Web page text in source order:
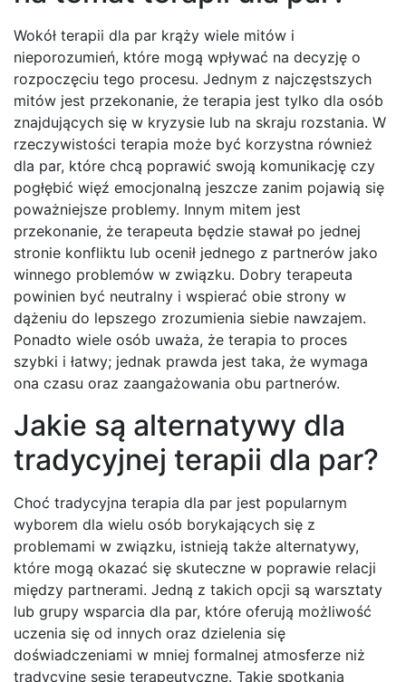
Wokół terapii dla par krąży wiele mitów i
nieporozumień, które mogą wpływać na decyzję o
rozpoczęciu tego procesu. Jednym z najczęstszych
mitów jest przekonanie, że terapia jest tylko dla osób
znajdujących się w kryzysie lub na skraju rozstania. W
rzeczywistości terapia może być korzystna również
dla par, które chcą poprawić swoją komunikację czy
pogłębić więź emocjonalną jeszcze zanim pojawią się
poważniejsze problemy. Innym mitem jest
przekonanie, że terapeuta będzie stawał po jednej
stronie konfliktu lub ocenił jednego z partnerów jako
winnego problemów w związku. Dobry terapeuta
powinien być neutralny i wspierać obie strony w
dążeniu do lepszego zrozumienia siebie nawzajem.
Ponadto wiele osób uważa, że terapia to proces
szybki i łatwy; jednak prawda jest taka, że wymaga
ona czasu oraz zaangażowania obu partnerów.
Jakie są alternatywy dla
tradycyjnej terapii dla par?
Choć tradycyjna terapia dla par jest popularnym
wyborem dla wielu osób borykających się z
problemami w związku, istnieją także alternatywy,
które mogą okazać się skuteczne w poprawie relacji
między partnerami. Jedną z takich opcji są warsztaty
lub grupy wsparcia dla par, które oferują możliwość
uczenia się od innych oraz dzielenia się
doświadczeniami w mniej formalnej atmosferze niż
tradycyjne sesje terapeutyczne. Takie spotkania